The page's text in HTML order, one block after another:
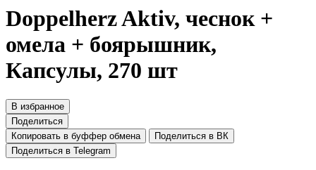
Doppelherz Aktiv, чеснок +
омела + боярышник,
Капсулы, 270 шт
В избранное
Поделиться
Копировать в буффер обмена
Поделиться в ВК
Поделиться в Telegram